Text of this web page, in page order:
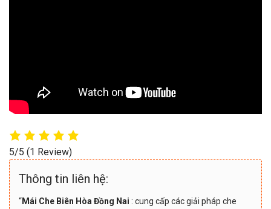
5/5 (1 Review)
Thông tin liên hệ:
“Mái Che Biên Hòa Đồng Nai : cung cấp các giải pháp che